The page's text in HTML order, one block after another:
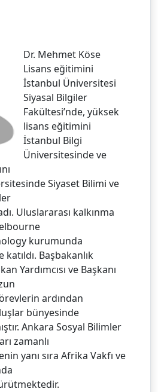
Dr. Mehmet Köse
Lisans eğitimini
İstanbul Üniversitesi
Siyasal Bilgiler
Fakültesi’nde, yüksek
lisans eğitimini
İstanbul Bilgi
Üniversitesinde ve
Siyaset Bilimi ve
Uluslararası kalkınma
kurumunda
Başbakanlık
Yardımcısı ve Başkanı
ardından
bünyesinde
Ankara Sosyal Bilimler
zamanlı
yanı sıra Afrika Vakfı ve